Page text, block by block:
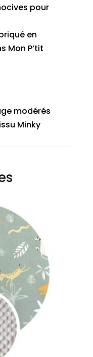
pour
en
Mon P’tit
modérés
Minky